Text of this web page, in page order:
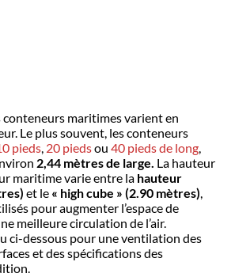
conteneurs maritimes varient en
Le plus souvent, les conteneurs
pieds, 20 piedsou 40 pieds de long,
2,44 mètres de large. La hauteur
maritime varie entre la hauteur
et le « high cube » (2.90 mètres),
pour augmenter l’espace de
meilleure circulation de l’air.
ci-dessous pour une ventilation des
et des spécifications des